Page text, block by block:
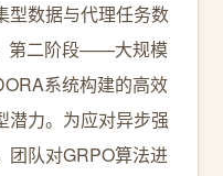
型数据与代理任务数
第二阶段——大规模
系统构建的高效
潜力。为应对异步强
团队对GRPO算法进